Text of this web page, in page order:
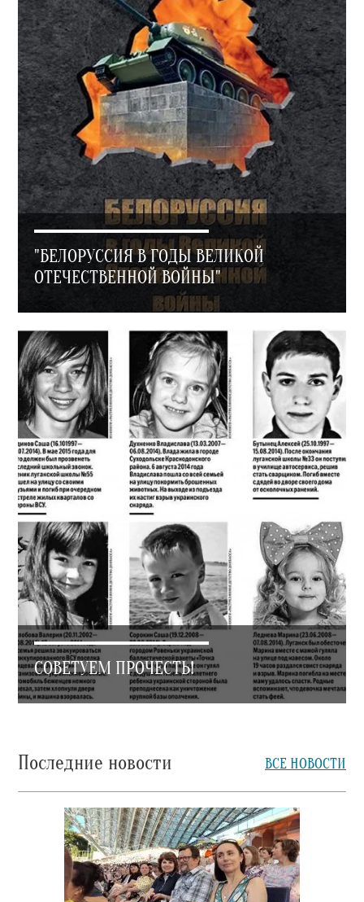
"БЕЛОРУССИЯ В ГОДЫ ВЕЛИКОЙ
ОТЕЧЕСТВЕННОЙ ВОЙНЫ"
СОВЕТУЕМ ПРОЧЕСТЬ!
Последние новости ВСЕ НОВОСТИ